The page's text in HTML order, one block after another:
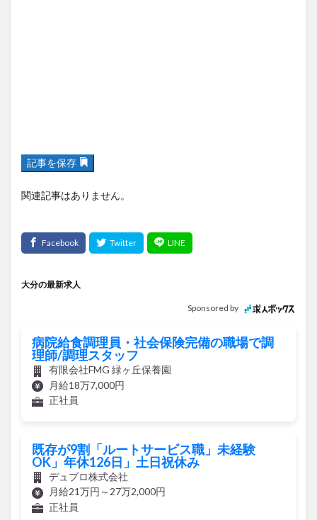
記事を保存
関連記事はありません。
大分の最新求人
Sponsored by
病院給食調理員・社会保険完備の職場で調
理師/調理スタッフ
有限会社FMG 緑ヶ丘保養園
月給18万7,000円
正社員
既存が9割「ルートサービス職」未経験
OK」年休126日」土日祝休み
デュプロ株式会社
月給21万円～27万2,000円
正社員